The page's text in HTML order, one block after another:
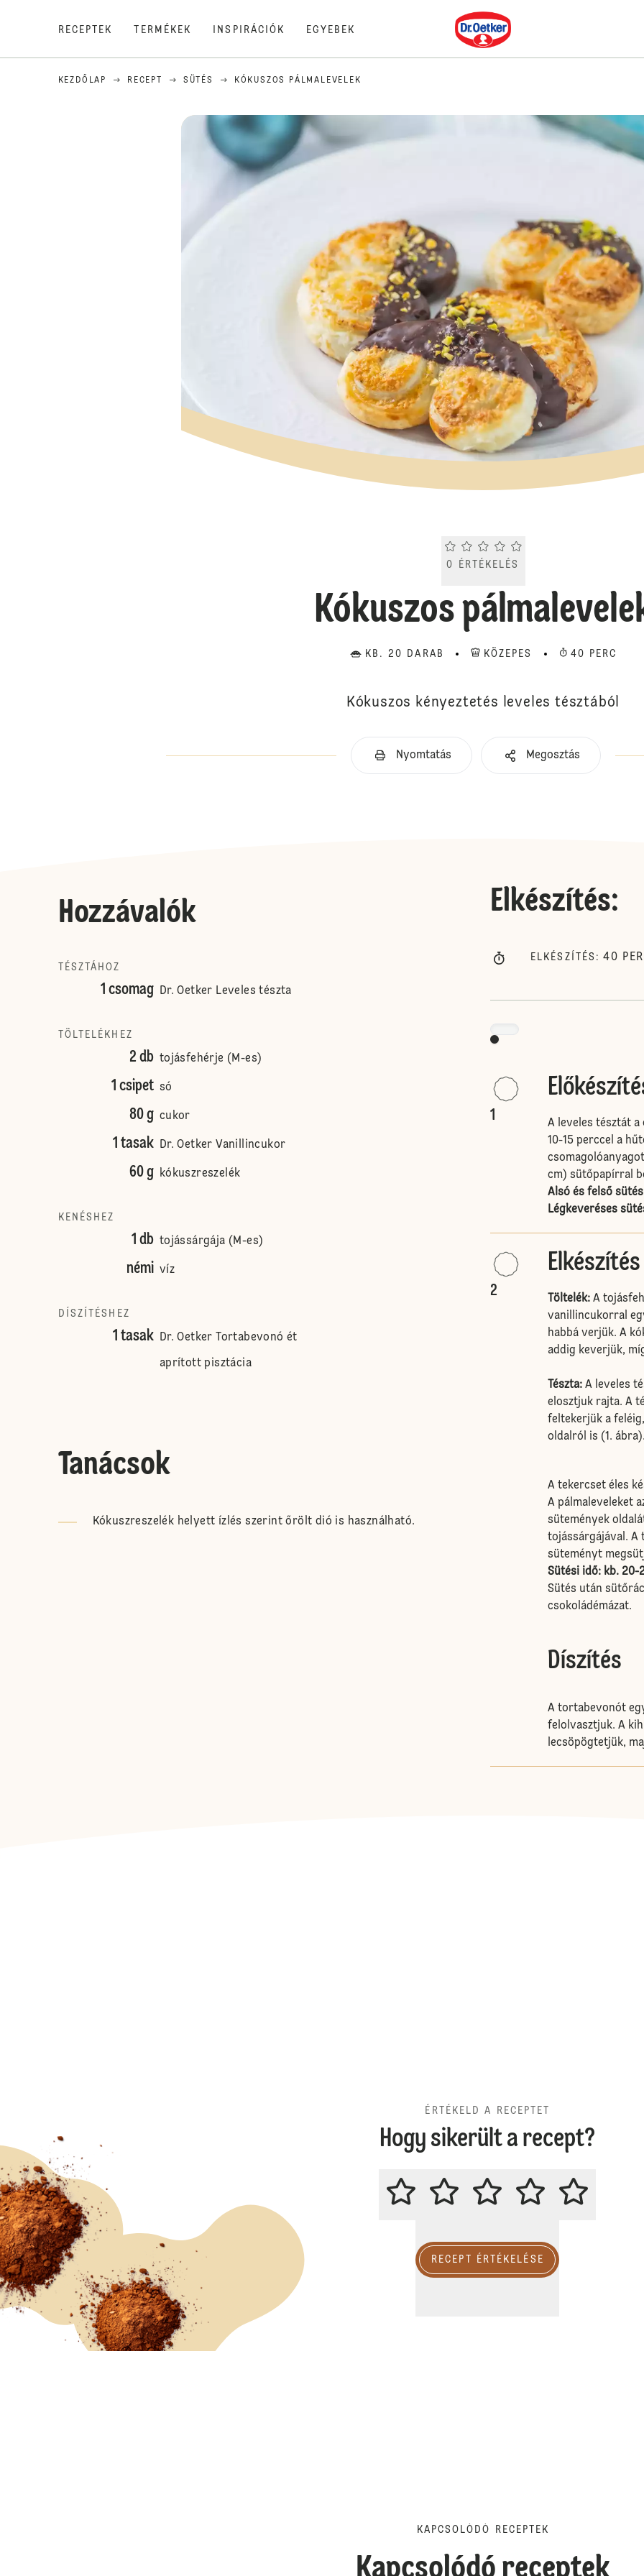
RECEPTEK TERMÉKEK INSPIRÁCIÓK EGYEBEK
Dr. Oetker
KEZDŐLAP RECEPT SÜTÉS KÓKUSZOS PÁLMALEVELEK
Current rating 0.0. Click to rate.
0 ÉRTÉKELÉS
Kókuszos
KB. 20 DARAB KÖZEPES 40 PERC
Kókuszos kényeztetés leveles tésztából
Nyomtatás Megosztás
Hozzávalók
TÉSZTÁHOZ
1 csomag Dr. Oetker Leveles tészta
TÖLTELÉKHEZ
2 db tojásfehérje (M-es)
1 csipet só
80 g cukor
1 tasak Dr. Oetker Vanillincukor
60 g kókuszreszelék
KENÉSHEZ
1 db tojássárgája (M-es)
némi víz
DÍSZÍTÉSHEZ
1 tasak Dr. Oetker Tortabevonó ét
aprított pisztácia
Tanácsok
Kókuszreszelék helyett ízlés szerint őrölt dió is használható.
Elkészítés:
ELKÉSZÍTÉS : 40
1
A leveles tésztát
10-15 perccel a
cm) sütőpapírral
Alsó és felső
Légkeveréses
2
Elkészítés
Töltelék: A
vanillincukorral
habbá verjük. A
addig keverjük,
Tészta: A leveles
elosztjuk rajta. A
feltekerjük a
oldalról is (1.
A tekercset éles
A pálmaleveleket
sütemények
tojássárgájával. A
süteményt
Sütési idő: kb. 20-
Sütés után
csokoládémázat.
Díszítés
A tortabevonót
felolvasztjuk. A
lecsöpögtetjük,
ÉRTÉKELD A RECEPTET
Hogy sikerült a recept?
ÉRTÉKELD A RECEPTET
RECEPT ÉRTÉKELÉSE
KAPCSOLÓDÓ RECEPTEK